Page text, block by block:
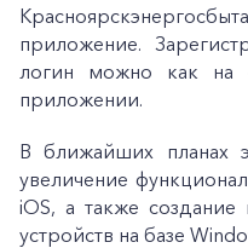
приложение.
логин можно как на
приложении.
В ближайших планах
увеличение
iOS, а также
устройств на базе